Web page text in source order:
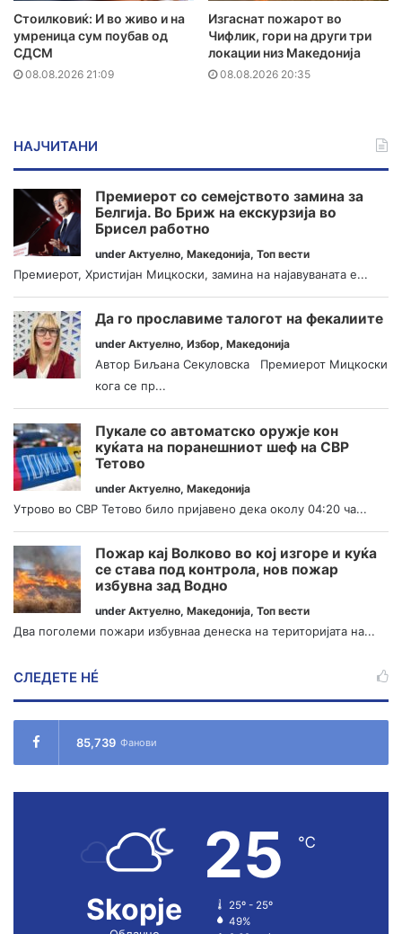
Стоилковиќ: И во живо и на
умреница сум поубав од
СДСМ
08.08.2026 21:09
Изгаснат пожарот во
Чифлик, гори на други три
локации низ Македонија
08.08.2026 20:35
НАЈЧИТАНИ
Премиерот со семејството замина за
Белгија. Во Бриж на екскурзија во
Брисел работно
under Актуелно, Македонија, Топ вести
Премиерот, Христијан Мицкоски, замина на најавуваната е...
Да го прославиме талогот на фекалиите
under Актуелно, Избор, Македонија
Автор Биљана Секуловска Премиерот Мицкоски
кога се пр...
Пукале со автоматско оружје кон
куќата на поранешниот шеф на СВР
Тетово
under Актуелно, Македонија
Утрово во СВР Тетово било пријавено дека околу 04:20 ча...
Пожар кај Волково во кој изгоре и куќа
се става под контрола, нов пожар
избувна зад Водно
under Актуелно, Македонија, Топ вести
Два поголеми пожари избувнаа денеска на територијата на...
СЛЕДЕТЕ НÉ
85,739 Фанови
Skopje
25 ℃
25º - 25º
49%